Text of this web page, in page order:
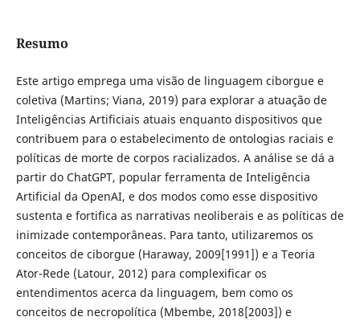
Resumo
Este artigo emprega uma visão de linguagem ciborgue e
coletiva (Martins; Viana, 2019) para explorar a atuação de
Inteligências Artificiais atuais enquanto dispositivos que
contribuem para o estabelecimento de ontologias raciais e
políticas de morte de corpos racializados. A análise se dá a
partir do ChatGPT, popular ferramenta de Inteligência
Artificial da OpenAI, e dos modos como esse dispositivo
sustenta e fortifica as narrativas neoliberais e as políticas de
inimizade contemporâneas. Para tanto, utilizaremos os
conceitos de ciborgue (Haraway, 2009[1991]) e a Teoria
Ator-Rede (Latour, 2012) para complexificar os
entendimentos acerca da linguagem, bem como os
conceitos de necropolítica (Mbembe, 2018[2003]) e